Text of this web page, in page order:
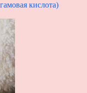
кислота)